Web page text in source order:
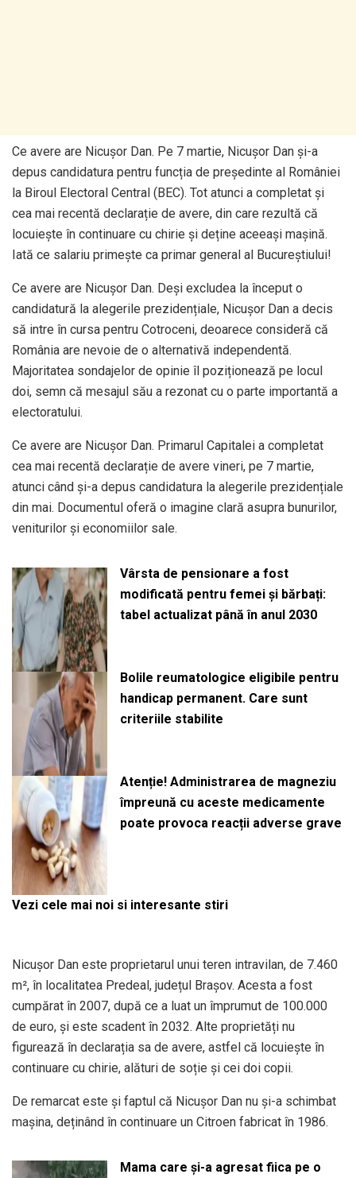
Ce avere are Nicușor Dan. Pe 7 martie, Nicușor Dan și-a
depus candidatura pentru funcția de președinte al României
la Biroul Electoral Central (BEC). Tot atunci a completat și
cea mai recentă declarație de avere, din care rezultă că
locuiește în continuare cu chirie și deține aceeași mașină.
Iată ce salariu primește ca primar general al Bucureștiului!
Ce avere are Nicușor Dan. Deși excludea la început o
candidatură la alegerile prezidențiale, Nicușor Dan a decis
să intre în cursa pentru Cotroceni, deoarece consideră că
România are nevoie de o alternativă independentă.
Majoritatea sondajelor de opinie îl poziționează pe locul
doi, semn că mesajul său a rezonat cu o parte importantă a
electoratului.
Ce avere are Nicușor Dan. Primarul Capitalei a completat
cea mai recentă declarație de avere vineri, pe 7 martie,
atunci când și-a depus candidatura la alegerile prezidențiale
din mai. Documentul oferă o imagine clară asupra bunurilor,
veniturilor și economiilor sale.
Vârsta de pensionare a fost
modificată pentru femei și bărbați:
tabel actualizat până în anul 2030
Bolile reumatologice eligibile pentru
handicap permanent. Care sunt
criteriile stabilite
Atenție! Administrarea de magneziu
împreună cu aceste medicamente
poate provoca reacții adverse grave
Vezi cele mai noi si interesante stiri
Nicușor Dan este proprietarul unui teren intravilan, de 7.460
m², în localitatea Predeal, județul Brașov. Acesta a fost
cumpărat în 2007, după ce a luat un împrumut de 100.000
de euro, și este scadent în 2032. Alte proprietăți nu
figurează în declarația sa de avere, astfel că locuiește în
continuare cu chirie, alături de soție și cei doi copii.
De remarcat este și faptul că Nicușor Dan nu și-a schimbat
mașina, deținând în continuare un Citroen fabricat în 1986.
Mama care și-a agresat fiica pe o